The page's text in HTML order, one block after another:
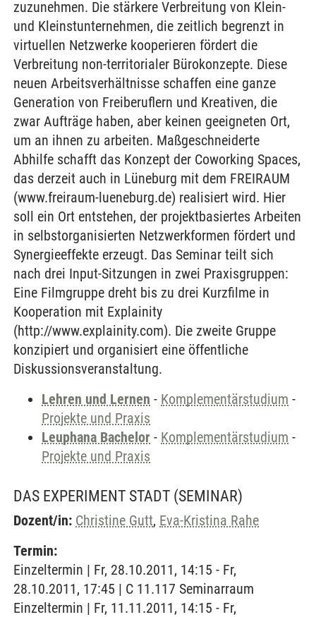
zuzunehmen. Die stärkere Verbreitung von Klein-
und Kleinstunternehmen, die zeitlich begrenzt in
virtuellen Netzwerke kooperieren fördert die
Verbreitung non-territorialer Bürokonzepte. Diese
neuen Arbeitsverhältnisse schaffen eine ganze
Generation von Freiberuflern und Kreativen, die
zwar Aufträge haben, aber keinen geeigneten Ort,
um an ihnen zu arbeiten. Maßgeschneiderte
Abhilfe schafft das Konzept der Coworking Spaces,
das derzeit auch in Lüneburg mit dem FREIRAUM
(www.freiraum-lueneburg.de) realisiert wird. Hier
soll ein Ort entstehen, der projektbasiertes Arbeiten
in selbstorganisierten Netzwerkformen fördert und
Synergieeffekte erzeugt. Das Seminar teilt sich
nach drei Input-Sitzungen in zwei Praxisgruppen:
Eine Filmgruppe dreht bis zu drei Kurzfilme in
Kooperation mit Explainity
(http://www.explainity.com). Die zweite Gruppe
konzipiert und organisiert eine öffentliche
Diskussionsveranstaltung.
Lehren und Lernen - Komplementärstudium -
Projekte und Praxis
Leuphana Bachelor - Komplementärstudium -
Projekte und Praxis
DAS EXPERIMENT STADT (SEMINAR)
Dozent/in: Christine Gutt, Eva-Kristina Rahe
Termin:
Einzeltermin | Fr, 28.10.2011, 14:15 - Fr,
28.10.2011, 17:45 | C 11.117 Seminarraum
Einzeltermin | Fr, 11.11.2011, 14:15 - Fr,